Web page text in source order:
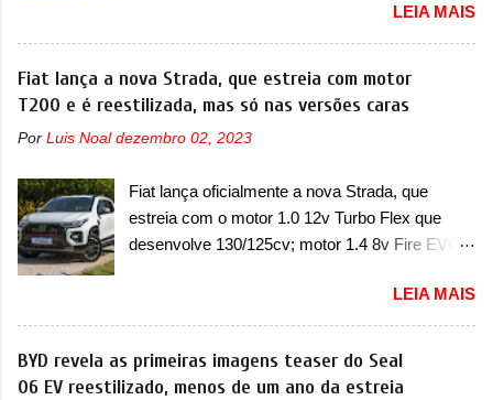
verificação e, se necessário, a substituição do
motor do ventilador HVAC (aquecimento,
ventilação e ar-condicionado). A marca também
confirmou que “foi identificada a possibilidade de
uma sobrecarga do microprocessador do
poderá causar a perda de força motriz,
requerendo a atualização do software do
modulo de...
começar pelo Chevrolet Corsa, o mais
destacado deles no ranking que perdurou no
nosso mercado até início de 2012 e com
certeza foi um grandioso lançamento da
ano também era lançada a nova geração do
ganhava uma nova geração feita do zero,
apelidada de "Bolinha" por suas formas
arredondadas. Além do Gol, outro Volkswagen
versão hatchback do Logus que chegava
depois de um ano de atraso. A invasão de 1994
foi marcava pelos franceses, alemães,
japoneses e coreanos que chegaram
LEIA MAIS
Fiat lança a nova Strada, que estreia com motor
T200 e é reestilizada, mas só nas versões caras
Por Luis Noal dezembro 02, 2023
Fiat lança oficialmente a nova Strada, que
estreia com o motor 1.0 12v Turbo Flex que
desenvolve 130/125cv; motor 1.4 8v Fire EVO
oficialmente a nova Strada, que aparece com
mudanças visuais e com uma nova opção de
motor. Depois da picape compacta receber o
câmbio automático CVT no ano passado, a Fiat
LEIA MAIS
BYD revela as primeiras imagens teaser do Seal
06 EV reestilizado, menos de um ano da estreia